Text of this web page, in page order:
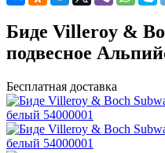
Биде Villeroy &
подвесное
Бесплатная доставка